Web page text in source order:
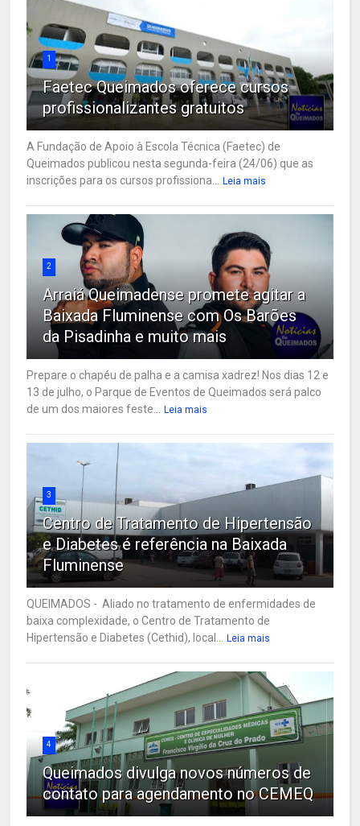
1
Faetec Queimados oferece cursos
profissionalizantes gratuitos
A Fundação de Apoio à Escola Técnica (Faetec) de
Queimados publicou nesta segunda-feira (24/06) que as
inscrições para os cursos profissiona...
Leia mais
2
Arraiá Queimadense promete agitar a
Baixada Fluminense com Os Barões
da Pisadinha e muito mais
Prepare o chapéu de palha e a camisa xadrez! Nos dias 12 e
13 de julho, o Parque de Eventos de Queimados será palco
de um dos maiores feste...
Leia mais
3
Centro de Tratamento de Hipertensão
e Diabetes é referência na Baixada
Fluminense
QUEIMADOS - Aliado no tratamento de enfermidades de
baixa complexidade, o Centro de Tratamento de
Hipertensão e Diabetes (Cethid), local...
Leia mais
4
Queimados divulga novos números de
contato para agendamento no CEMEQ